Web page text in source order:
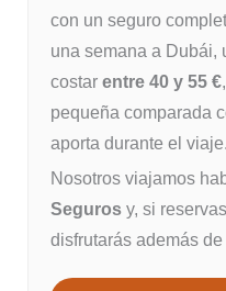
con un seguro
una semana a Dubái,
costar entre 40 y 55 €
pequeña comparada
aporta durante el viaje.
Nosotros viajamos
Segurosy, si
disfrutarás además de